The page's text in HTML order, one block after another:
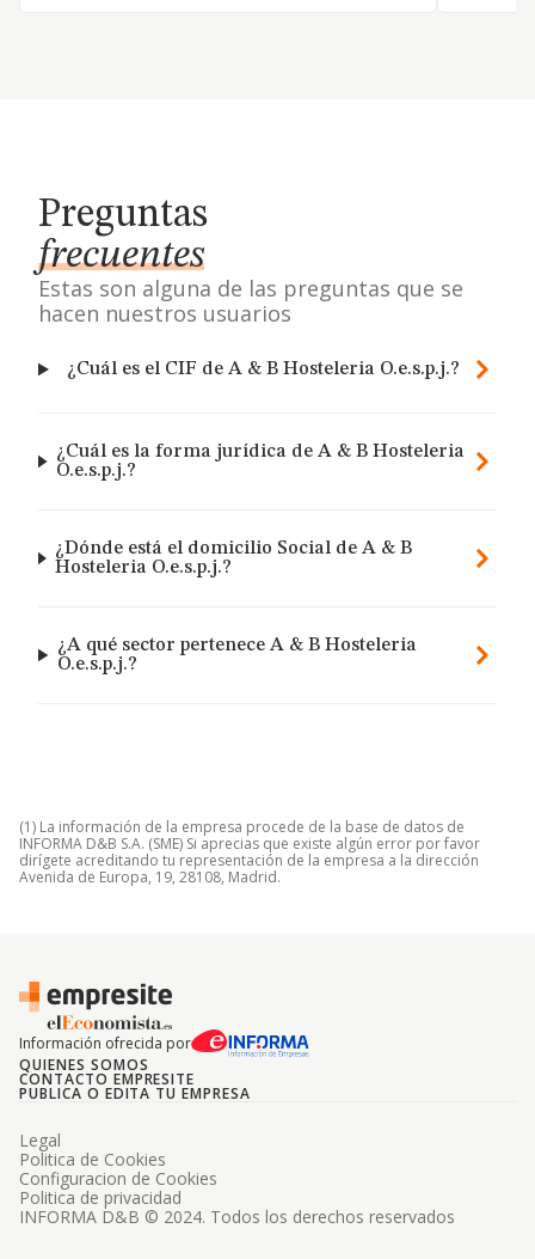
Preguntas
frecuentes
Estas son alguna de las preguntas que se
hacen nuestros usuarios
¿Cuál es el CIF de A & B Hosteleria O.e.s.p.j.?
¿Cuál es la forma jurídica de A & B Hosteleria
O.e.s.p.j.?
¿Dónde está el domicilio Social de A & B
Hosteleria O.e.s.p.j.?
¿A qué sector pertenece A & B Hosteleria
O.e.s.p.j.?
(1) La información de la empresa procede de la base de datos de
INFORMA D&B S.A. (SME) Si aprecias que existe algún error por favor
dirígete acreditando tu representación de la empresa a la dirección
Avenida de Europa, 19, 28108, Madrid.
Información ofrecida por
QUIENES SOMOS
CONTACTO EMPRESITE
PUBLICA O EDITA TU EMPRESA
INFORMA D&B © 2024. Todos los derechos reservados
Legal
Politica de Cookies
Configuracion de Cookies
Politica de privacidad